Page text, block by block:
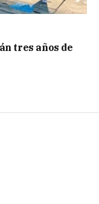
tres años de